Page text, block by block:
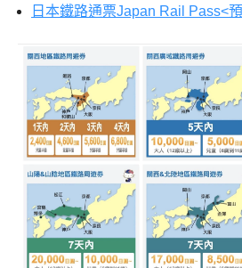
日本鐵路通票Japan Rail Pass<